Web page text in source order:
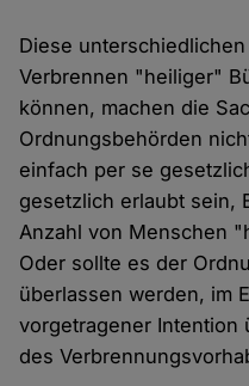
Diese
Verbrennen "heiliger"
können, machen die
Ordnungsbehörden
einfach per se
gesetzlich erlaubt sein,
Anzahl von Menschen
Oder sollte es der
überlassen werden, im
vorgetragener Intention
des